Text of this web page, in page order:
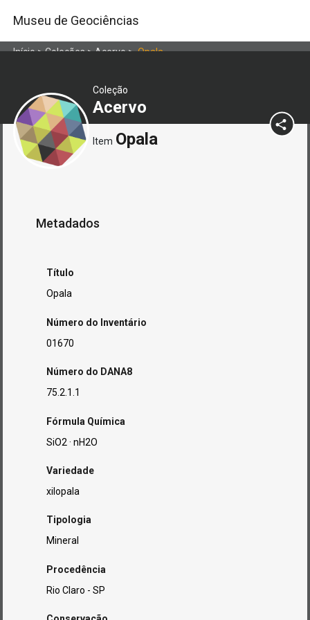
Museu de Geociências
Início>Coleções>Acervo>Opala
Coleção
Acervo
Item Opala
Metadados
Título
Opala
Número do Inventário
01670
Número do DANA8
75.2.1.1
Fórmula Química
SiO2 · nH2O
Variedade
xilopala
Tipologia
Mineral
Procedência
Rio Claro - SP